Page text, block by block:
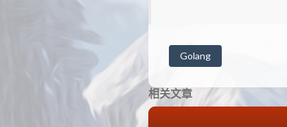
Golang
相关文章